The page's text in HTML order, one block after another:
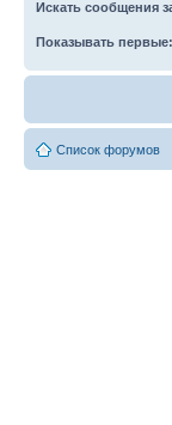
Искать сообщения
Показывать первые:
Список форумов